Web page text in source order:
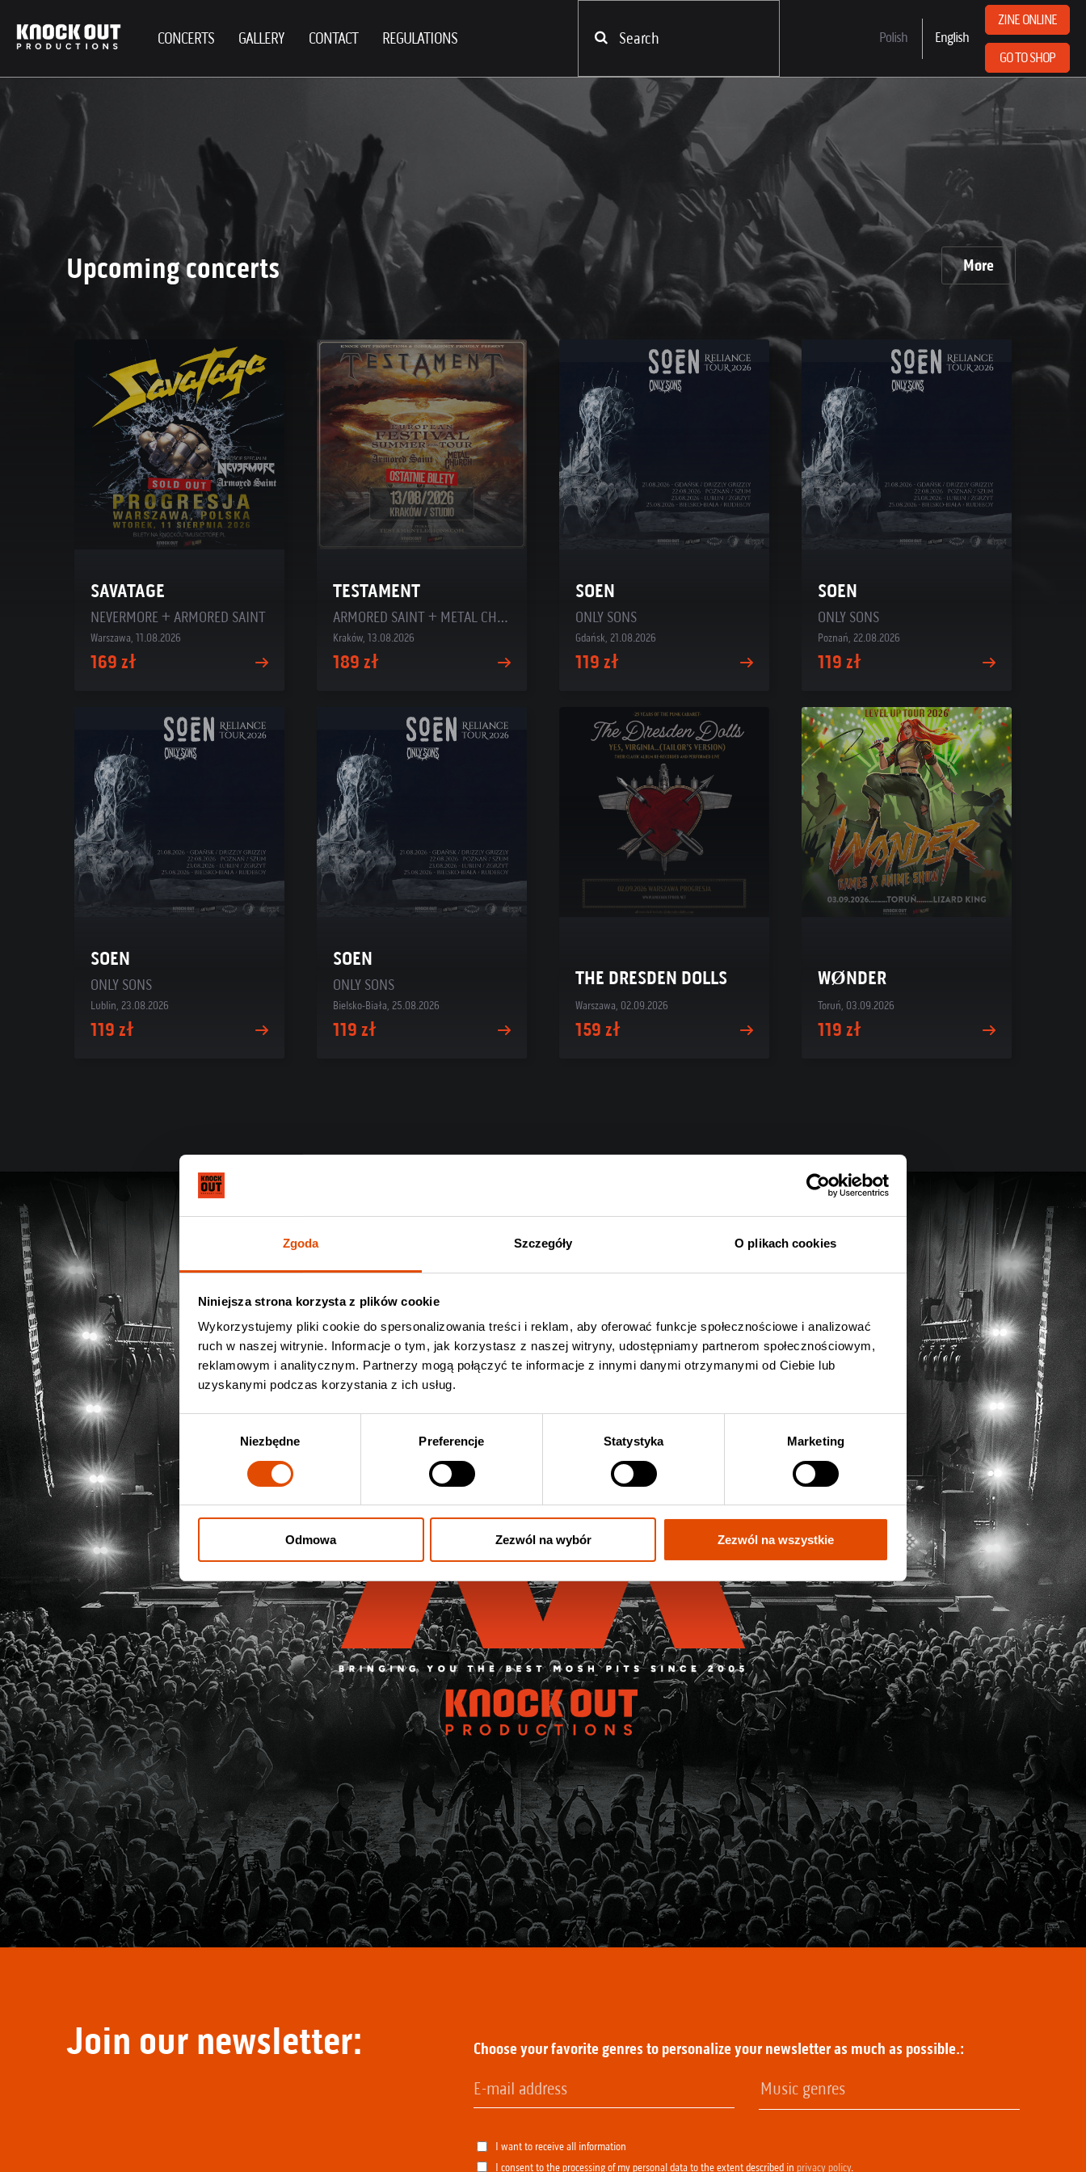
Zgoda Szczegóły O plikach cookies
Niniejsza strona korzysta z plików cookie
Wykorzystujemy pliki cookie do spersonalizowania treści i reklam, aby oferować funkcje społecznościowe i analizować
ruch w naszej witrynie. Informacje o tym, jak korzystasz z naszej witryny, udostępniamy partnerom społecznościowym,
reklamowym i analitycznym. Partnerzy mogą połączyć te informacje z innymi danymi otrzymanymi od Ciebie lub
uzyskanymi podczas korzystania z ich usług.
Niezbędne Preferencje Statystyka Marketing
Odmowa Zezwól na wybór Zezwól na wszystkie
CONCERTS GALLERY CONTACT REGULATIONS Polish English
ZINE ONLINE
GO TO SHOP
Upcoming concerts More
SAVATAGE
NEVERMORE + ARMORED SAINT
Warszawa, 11.08.2026
169 zł
TESTAMENT
ARMORED SAINT + METAL CHURCH
Kraków, 13.08.2026
189 zł
SOEN
ONLY SONS
Gdańsk, 21.08.2026
119 zł
SOEN
ONLY SONS
Poznań, 22.08.2026
119 zł
SOEN
ONLY SONS
Lublin, 23.08.2026
119 zł
SOEN
ONLY SONS
Bielsko-Biała, 25.08.2026
119 zł
THE DRESDEN DOLLS
Warszawa, 02.09.2026
159 zł
WØNDER
Toruń, 03.09.2026
119 zł
Join our newsletter: Choose your favorite genres to personalize your newsletter as much as possible.:
I want to receive all information
I consent to the processing of my personal data to the extent described inprivacy policy.